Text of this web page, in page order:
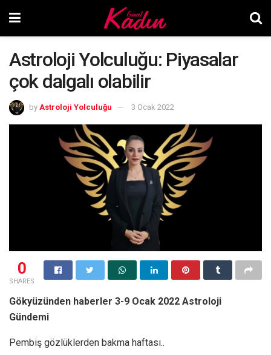
Astroloji Yolculuğu: Piyasalar
çok dalgalı olabilir
by Astroloji Yolculuğu 3 Ocak 2022
0
SHARES
Gökyüzünden haberler 3-9 Ocak 2022 Astroloji
Gündemi
Pembiş gözlüklerden bakma haftası..